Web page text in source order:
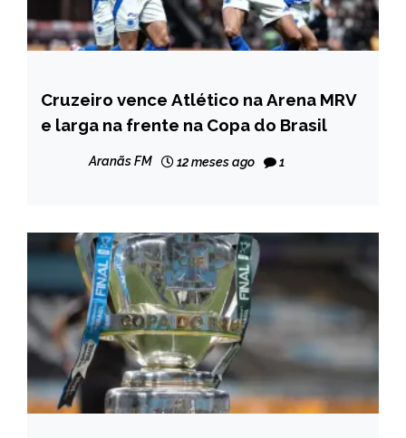
ESPORTES
Cruzeiro vence Atlético na Arena MRV
e larga na frente na Copa do Brasil
Aranãs FM 12 meses ago 1